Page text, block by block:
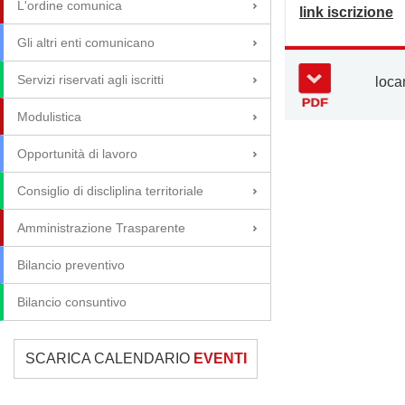
L'ordine comunica
Gli altri enti comunicano
Servizi riservati agli iscritti
Modulistica
Opportunità di lavoro
Consiglio di discliplina territoriale
Amministrazione Trasparente
Bilancio preventivo
Bilancio consuntivo
SCARICA CALENDARIO EVENTI
link iscrizione